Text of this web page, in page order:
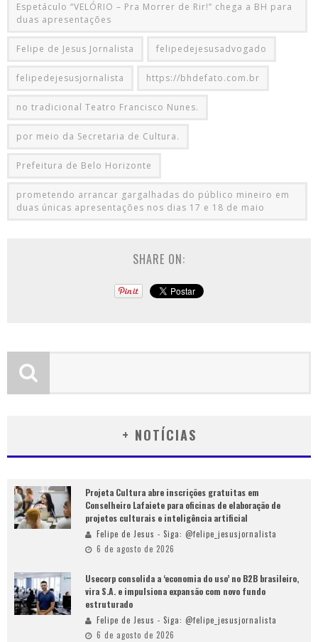
Espetáculo “VELÓRIO – Pra Morrer de Rir!” chega a BH para
duas apresentações
Felipe de Jesus Jornalista felipedejesusadvogado
felipedejesusjornalista https://bhdefato.com.br
no tradicional Teatro Francisco Nunes.
por meio da Secretaria de Cultura.
Prefeitura de Belo Horizonte
prometendo arrancar gargalhadas do público mineiro em
duas únicas apresentações nos dias 17 e 18 de maio
SHARE ON:
+ NOTÍCIAS
Projeta Cultura abre inscrições gratuitas em
Conselheiro Lafaiete para oficinas de elaboração de
projetos culturais e inteligência artificial
Felipe de Jesus - Siga: @felipe_jesusjornalista
6 de agosto de 2026
Usecorp consolida a ‘economia do uso’ no B2B brasileiro,
vira S.A. e impulsiona expansão com novo fundo
estruturado
Felipe de Jesus - Siga: @felipe_jesusjornalista
6 de agosto de 2026